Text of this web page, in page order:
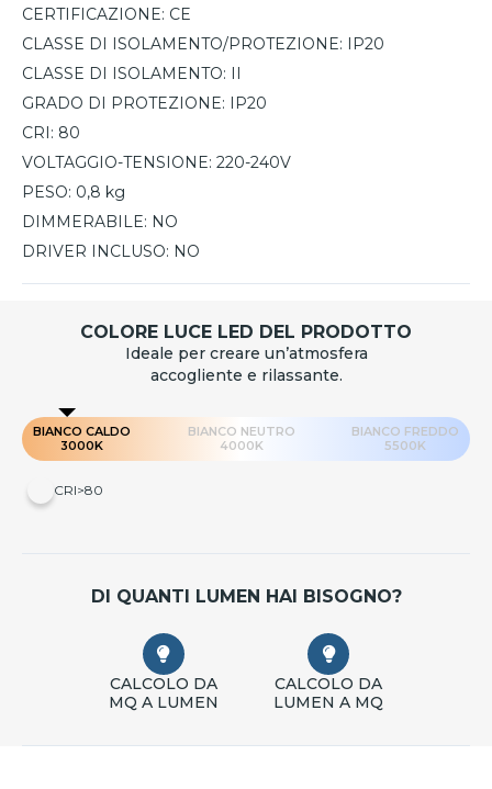
CERTIFICAZIONE: CE
CLASSE DI ISOLAMENTO/PROTEZIONE: IP20
CLASSE DI ISOLAMENTO: II
GRADO DI PROTEZIONE: IP20
CRI: 80
VOLTAGGIO-TENSIONE: 220-240V
PESO: 0,8 kg
DIMMERABILE: NO
DRIVER INCLUSO: NO
COLORE LUCE LED DEL PRODOTTO
Ideale per creare un’atmosfera
accogliente e rilassante.
BIANCO CALDO
3000K
BIANCO NEUTRO
4000K
BIANCO FREDDO
5500K
CRI>80
DI QUANTI LUMEN HAI BISOGNO?
CALCOLO DA
MQ A LUMEN
CALCOLO DA
LUMEN A MQ